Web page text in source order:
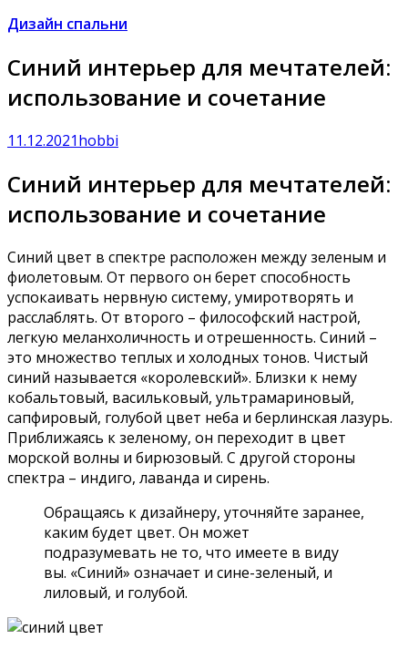
Дизайн спальни
Синий интерьер для мечтателей:
использование и сочетание
11.12.2021hobbi
Синий интерьер для мечтателей:
использование и сочетание
Синий цвет в спектре расположен между зеленым и
фиолетовым. От первого он берет способность
успокаивать нервную систему, умиротворять и
расслаблять. От второго – философский настрой,
легкую меланхоличность и отрешенность. Синий –
это множество теплых и холодных тонов. Чистый
синий называется «королевский». Близки к нему
кобальтовый, васильковый, ультрамариновый,
сапфировый, голубой цвет неба и берлинская лазурь.
Приближаясь к зеленому, он переходит в цвет
морской волны и бирюзовый. С другой стороны
спектра – индиго, лаванда и сирень.
Обращаясь к дизайнеру, уточняйте заранее,
каким будет цвет. Он может
подразумевать не то, что имеете в виду
вы. «Синий» означает и сине-зеленый, и
лиловый, и голубой.